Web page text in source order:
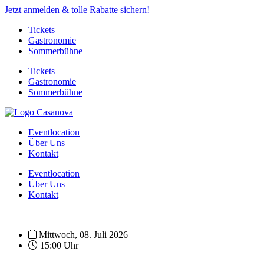
Jetzt anmelden & tolle Rabatte sichern!
Tickets
Gastronomie
Sommerbühne
Tickets
Gastronomie
Sommerbühne
Eventlocation
Über Uns
Kontakt
Eventlocation
Über Uns
Kontakt
Mittwoch, 08. Juli 2026
15:00 Uhr